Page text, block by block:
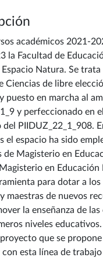
académicos 2021-
la Facultad de
Natura. Se trata
Ciencias de libre
puesto en marcha al
y perfeccionado en el
PIIDUZ_22_1_908.
el espacio ha sido
de Magisterio en
en Educación
para dotar a
maestras de nuevos
la enseñanza de las
niveles educativos.
que se
esta línea de